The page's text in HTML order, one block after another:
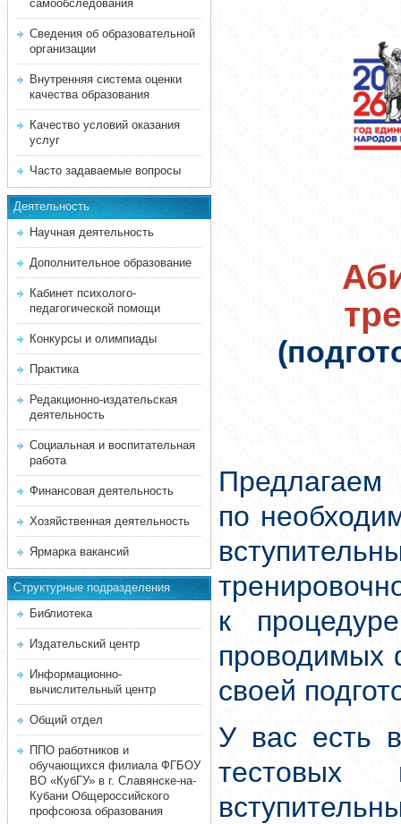
самообследования
Сведения об образовательной
организации
Внутренняя система оценки
качества образования
Качество условий оказания
услуг
Часто задаваемые вопросы
Деятельность
Научная деятельность
Дополнительное образование
Кабинет психолого-
педагогической помощи
Конкурсы и олимпиады
Практика
Редакционно-издательская
деятельность
Социальная и воспитательная
работа
Финансовая деятельность
Хозяйственная деятельность
Ярмарка вакансий
Структурные подразделения
Библиотека
Издательский центр
Информационно-
вычислительный центр
Общий отдел
ППО работников и
обучающихся филиала ФГБОУ
ВО «КубГУ» в г. Славянске-на-
Кубани Общероссийского
профсоюза образования
Предлагаем
по
к
проводимых
своей
У вас есть
тестовых